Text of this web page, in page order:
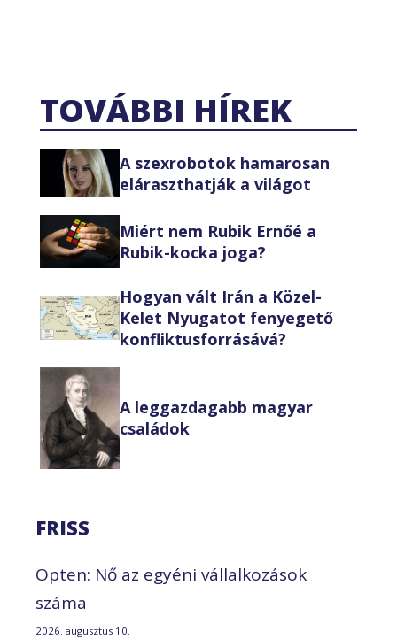
TOVÁBBI HÍREK
A szexrobotok hamarosan
eláraszthatják a világot
Miért nem Rubik Ernőé a
Rubik-kocka joga?
Hogyan vált Irán a Közel-
Kelet Nyugatot fenyegető
konfliktusforrásává?
A leggazdagabb magyar
családok
FRISS
Opten: Nő az egyéni vállalkozások
száma
2026. augusztus 10.